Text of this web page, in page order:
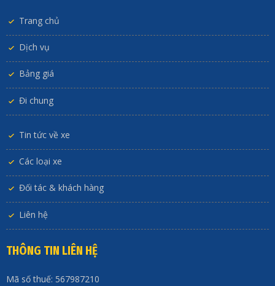
Trang chủ
Dịch vụ
Bảng giá
Đi chung
Tin tức về xe
Các loại xe
Đối tác & khách hàng
Liên hệ
THÔNG TIN LIÊN HỆ
Mã số thuế: 567987210